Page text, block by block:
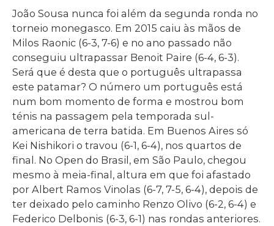
João Sousa nunca foi além da segunda ronda no
torneio monegasco. Em 2015 caiu às mãos de
Milos Raonic (6-3, 7-6) e no ano passado não
conseguiu ultrapassar Benoit Paire (6-4, 6-3).
Será que é desta que o português ultrapassa
este patamar? O número um português está
num bom momento de forma e mostrou bom
ténis na passagem pela temporada sul-
americana de terra batida. Em Buenos Aires só
Kei Nishikori o travou (6-1, 6-4), nos quartos de
final. No Open do Brasil, em São Paulo, chegou
mesmo à meia-final, altura em que foi afastado
por Albert Ramos Vinolas (6-7, 7-5, 6-4), depois de
ter deixado pelo caminho Renzo Olivo (6-2, 6-4) e
Federico Delbonis (6-3, 6-1) nas rondas anteriores.